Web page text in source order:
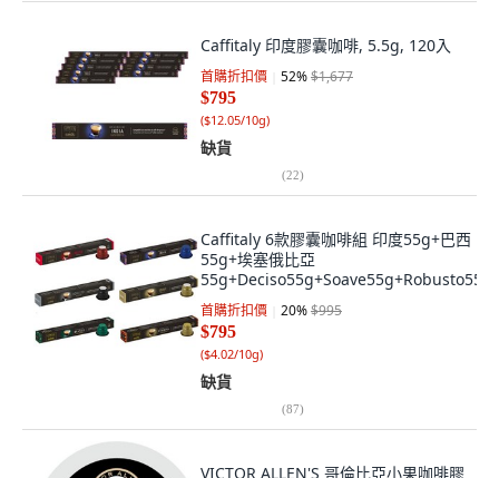
Caffitaly 印度膠囊咖啡, 5.5g, 120入
首購折扣價 52%$1,677
$795
($12.05/10g)
缺貨
(22)
Caffitaly 6款膠囊咖啡組 印度55g+巴西
55g+埃塞俄比亞
55g+Deciso55g+Soave55g+Robusto55g,
330g, 6盒, 1組
首購折扣價 20%$995
$795
($4.02/10g)
缺貨
(87)
VICTOR ALLEN'S 哥倫比亞小果咖啡膠